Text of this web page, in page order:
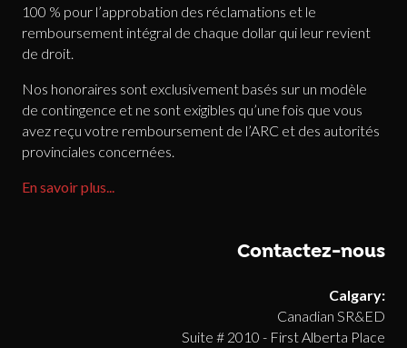
100 % pour l’approbation des réclamations et le
remboursement intégral de chaque dollar qui leur revient
de droit.
Nos honoraires sont exclusivement basés sur un modèle
de contingence et ne sont exigibles qu’une fois que vous
avez reçu votre remboursement de l’ARC et des autorités
provinciales concernées.
En savoir plus...
Contactez-nous
Calgary:
Canadian SR&ED
Suite # 2010 - First Alberta Place